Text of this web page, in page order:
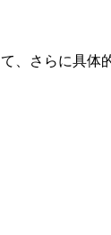
、さらに具体